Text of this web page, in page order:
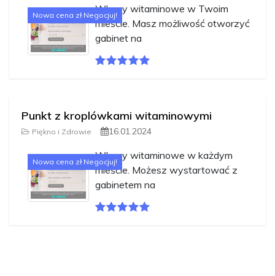
Nowa cena zł Negocjuj!
Wlewy witaminowe w Twoim
mieście. Masz możliwość otworzyć
gabinet na
Punkt z kroplówkami witaminowymi
Piękno i Zdrowie 16.01.2024
Nowa cena zł Negocjuj!
Wlewy witaminowe w każdym
mieście. Możesz wystartować z
gabinetem na